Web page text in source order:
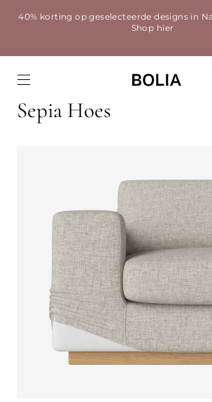
40% korting op geselecteerde designs in
Shop hier
Sepia Hoes